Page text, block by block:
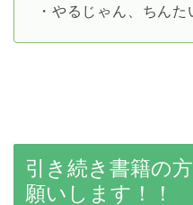
・やるじゃん、ちんた
引き続き書籍の
願いします！！